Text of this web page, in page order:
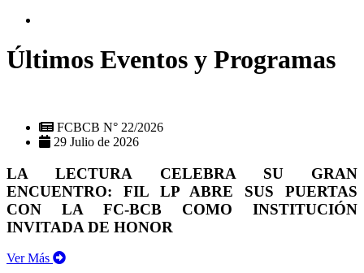
Últimos Eventos y Programas
FCBCB N° 22/2026
29 Julio de 2026
LA LECTURA CELEBRA SU GRAN
ENCUENTRO: FIL LP ABRE SUS PUERTAS
CON LA FC-BCB COMO INSTITUCIÓN
INVITADA DE HONOR
Ver Más